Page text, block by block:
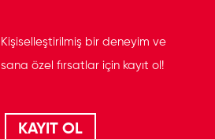
Kişiselleştirilmiş bir deneyim ve
sana özel fırsatlar için kayıt ol!
KAYIT OL